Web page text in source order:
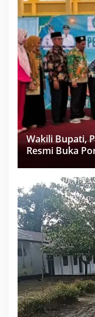
Wakili Bupati,
Resmi Buka